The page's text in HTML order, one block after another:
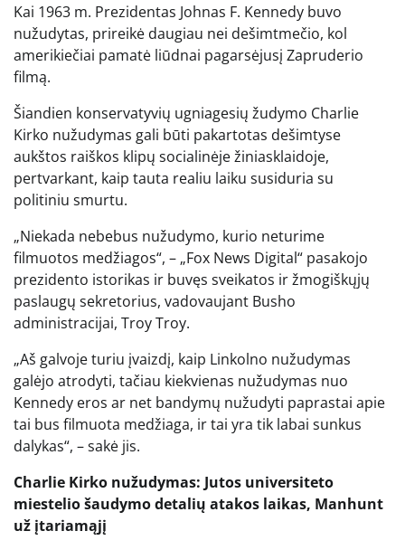
Kai 1963 m. Prezidentas Johnas F. Kennedy buvo
nužudytas, prireikė daugiau nei dešimtmečio, kol
amerikiečiai pamatė liūdnai pagarsėjusį Zapruderio
filmą.
Šiandien konservatyvių ugniagesių žudymo Charlie
Kirko nužudymas gali būti pakartotas dešimtyse
aukštos raiškos klipų socialinėje žiniasklaidoje,
pertvarkant, kaip tauta realiu laiku susiduria su
politiniu smurtu.
„Niekada nebebus nužudymo, kurio neturime
filmuotos medžiagos“, – „Fox News Digital“ pasakojo
prezidento istorikas ir buvęs sveikatos ir žmogiškųjų
paslaugų sekretorius, vadovaujant Busho
administracijai, Troy Troy.
„Aš galvoje turiu įvaizdį, kaip Linkolno nužudymas
galėjo atrodyti, tačiau kiekvienas nužudymas nuo
Kennedy eros ar net bandymų nužudyti paprastai apie
tai bus filmuota medžiaga, ir tai yra tik labai sunkus
dalykas“, – sakė jis.
Charlie Kirko nužudymas: Jutos universiteto
miestelio šaudymo detalių atakos laikas, Manhunt
už įtariamąjį